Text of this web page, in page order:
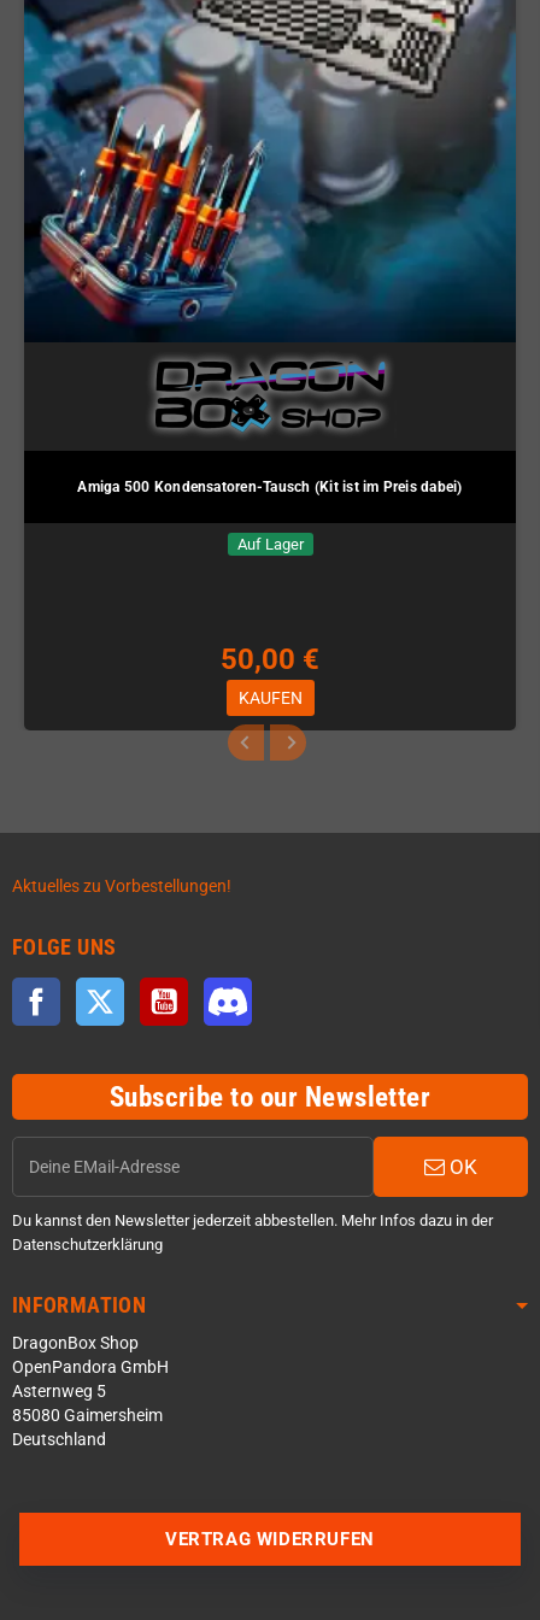
Amiga 500 Kondensatoren-Tausch (Kit ist im Preis dabei)
Auf Lager
50,00 €
KAUFEN
Aktuelles zu Vorbestellungen!
FOLGE UNS
Facebook Twitter YouTube
Subscribe to our Newsletter
OK
Du kannst den Newsletter jederzeit abbestellen. Mehr Infos dazu in der
Datenschutzerklärung
INFORMATION
DragonBox Shop
OpenPandora GmbH
Asternweg 5
85080 Gaimersheim
Deutschland
Über WhatsApp schreiben
VERTRAG WIDERRUFEN